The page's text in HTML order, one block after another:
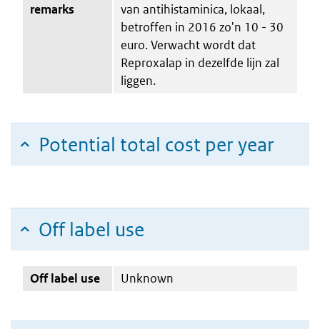
remarks
van antihistaminica, lokaal,
betroffen in 2016 zo'n 10 - 30
euro. Verwacht wordt dat
Reproxalap in dezelfde lijn zal
liggen.
Potential total cost per year
Off label use
Off label use Unknown